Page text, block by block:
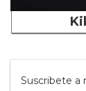
Suscribete a